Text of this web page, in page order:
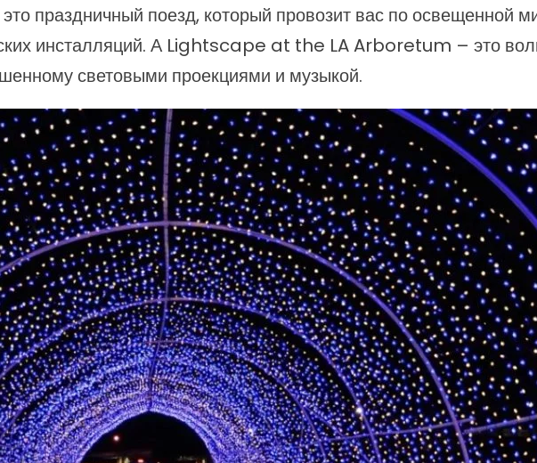
праздничный поезд, который провозит вас по освещенной
инсталляций. А Lightscape at the LA Arboretum – это
световыми проекциями и музыкой.